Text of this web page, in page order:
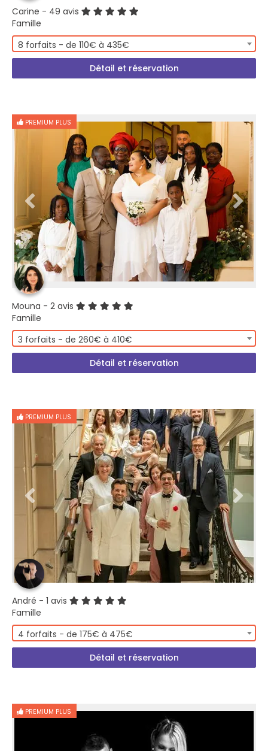
Carine - 49 avis
Famille
8 forfaits - de 110€ à 435€
Détail et réservation
PREMIUM PLUS
Mouna - 2 avis
Famille
3 forfaits - de 260€ à 410€
Détail et réservation
PREMIUM PLUS
André - 1 avis
Famille
4 forfaits - de 175€ à 475€
Détail et réservation
PREMIUM PLUS